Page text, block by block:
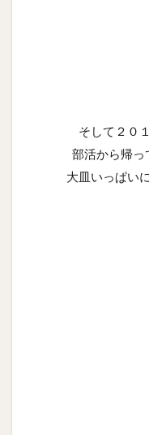
そして２０
部活から帰っ
大皿いっぱい